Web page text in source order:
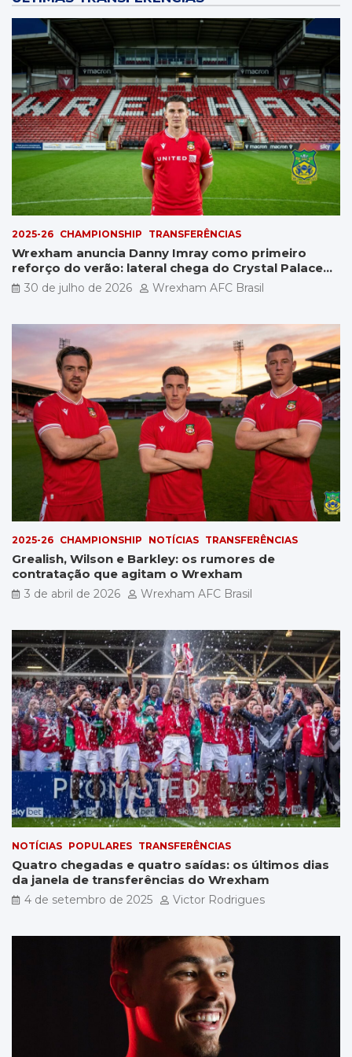
2025-26 CHAMPIONSHIP TRANSFERÊNCIAS
Wrexham anuncia Danny Imray como primeiro
reforço do verão: lateral chega do Crystal Palace
por £5 milhões
30 de julho de 2026 Wrexham AFC Brasil
2025-26 CHAMPIONSHIP NOTÍCIAS TRANSFERÊNCIAS
Grealish, Wilson e Barkley: os rumores de
contratação que agitam o Wrexham
3 de abril de 2026 Wrexham AFC Brasil
NOTÍCIAS POPULARES TRANSFERÊNCIAS
Quatro chegadas e quatro saídas: os últimos dias
da janela de transferências do Wrexham
4 de setembro de 2025 Victor Rodrigues